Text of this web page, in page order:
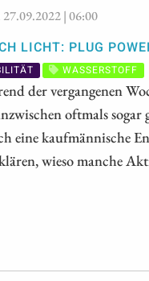
| 06:00
LICHT: PLUG
WASSERSTOFF
der vergangenen
oftmals sogar
eine kaufmännische
wieso manche